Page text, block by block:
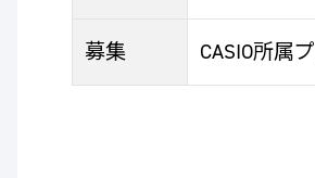
募集 CASIO所属